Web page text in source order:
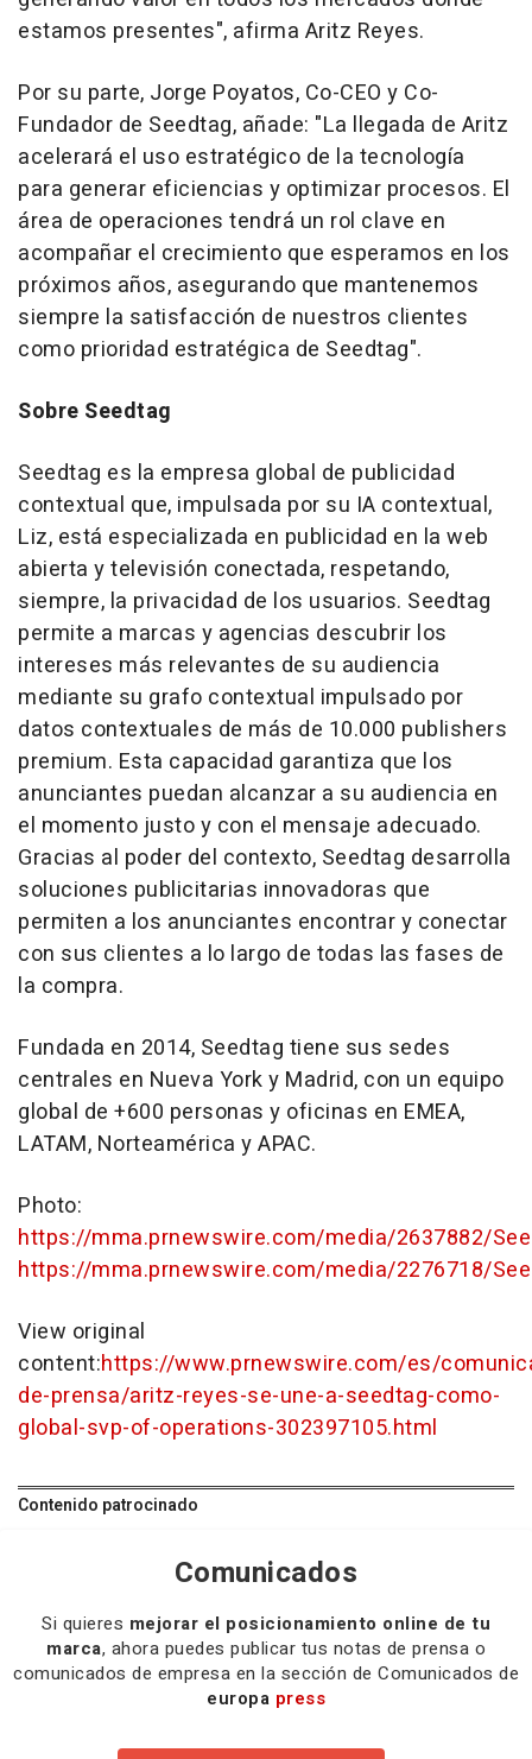
estamos presentes", afirma Aritz Reyes.
Por su parte, Jorge Poyatos, Co-CEO y Co-
Fundador de Seedtag, añade: "La llegada de Aritz
acelerará el uso estratégico de la tecnología
para generar eficiencias y optimizar procesos. El
área de operaciones tendrá un rol clave en
acompañar el crecimiento que esperamos en los
próximos años, asegurando que mantenemos
siempre la satisfacción de nuestros clientes
como prioridad estratégica de Seedtag".
Sobre Seedtag
Seedtag es la empresa global de publicidad
contextual que, impulsada por su IA contextual,
Liz, está especializada en publicidad en la web
abierta y televisión conectada, respetando,
siempre, la privacidad de los usuarios. Seedtag
permite a marcas y agencias descubrir los
intereses más relevantes de su audiencia
mediante su grafo contextual impulsado por
datos contextuales de más de 10.000 publishers
premium. Esta capacidad garantiza que los
anunciantes puedan alcanzar a su audiencia en
el momento justo y con el mensaje adecuado.
Gracias al poder del contexto, Seedtag desarrolla
soluciones publicitarias innovadoras que
permiten a los anunciantes encontrar y conectar
con sus clientes a lo largo de todas las fases de
la compra.
Fundada en 2014, Seedtag tiene sus sedes
centrales en Nueva Yorky Madrid, con un equipo
global de +600 personas y oficinas en EMEA,
LATAM, Norteamérica y APAC.
Photo:
https://mma.prnewswire.com/media/2637882/
https://mma.prnewswire.com/media/2276718/
View original
content:https://www.prnewswire.com/es/
de-prensa/aritz-reyes-se-une-a-seedtag-como-
global-svp-of-operations-302397105.html
Contenido patrocinado
Comunicados
Si quieres mejorar el posicionamiento online de tu
marca, ahora puedes publicar tus notas de prensa o
comunicados de empresa en la sección de Comunicados de
europa press